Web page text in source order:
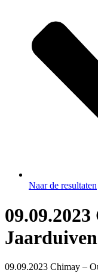
Naar de resultaten
09.09.2023 Chimay –